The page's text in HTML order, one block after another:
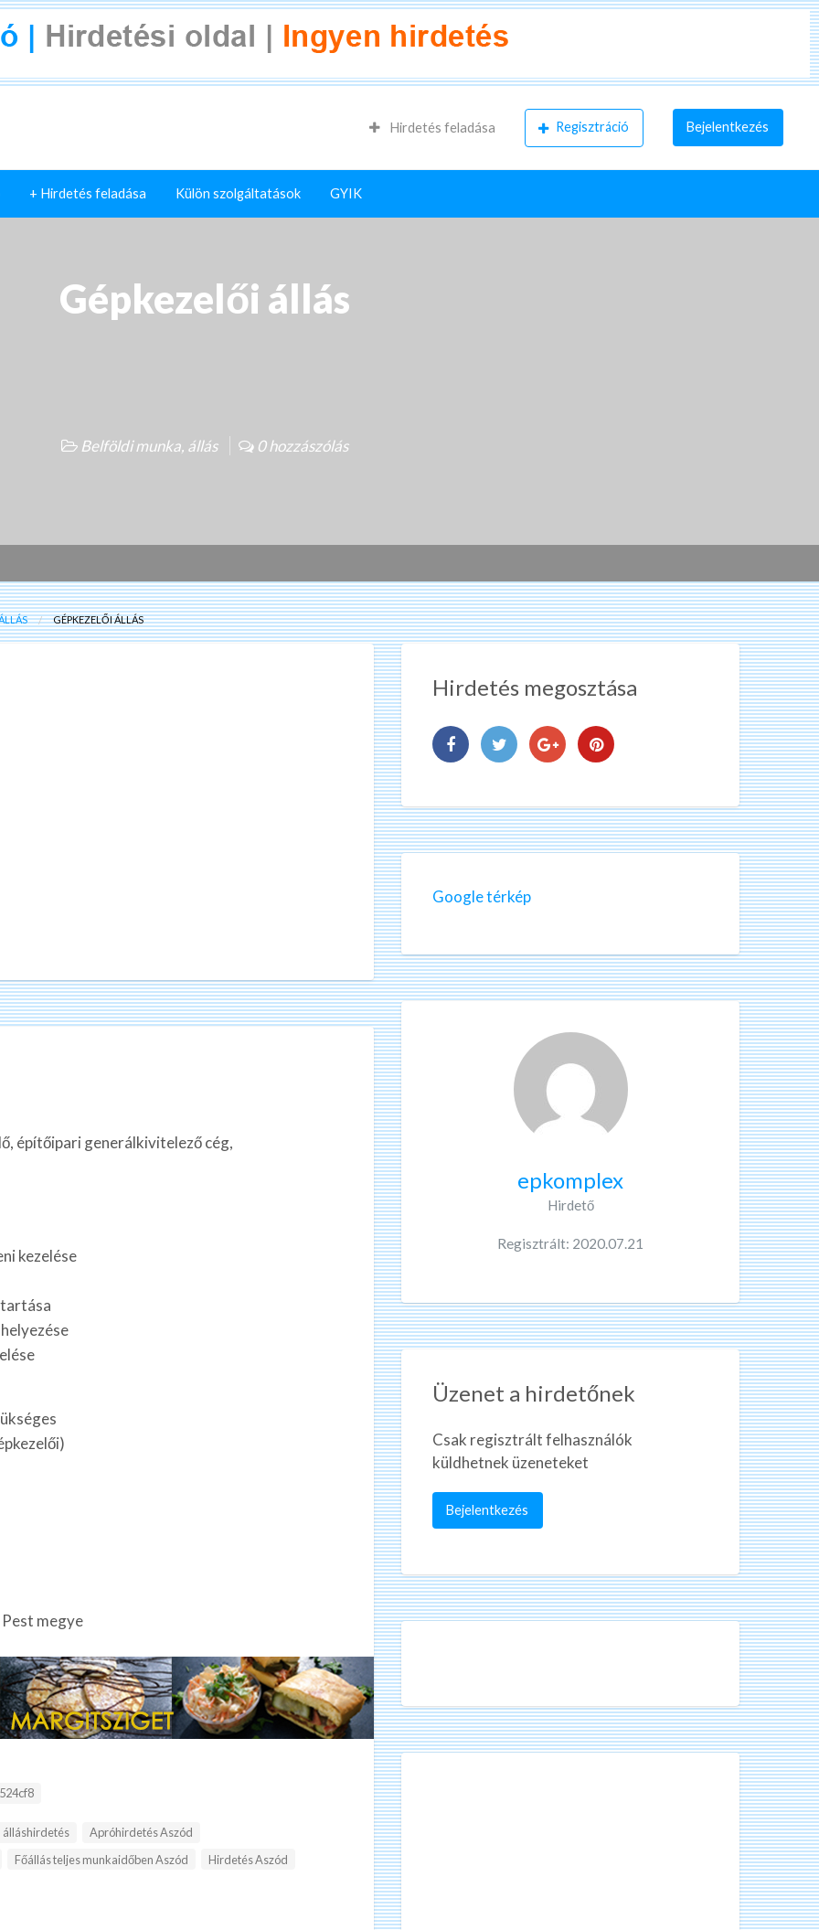
Hirdetés feladása Regisztráció Bejelentkezés
+ Hirdetés feladása Külön szolgáltatások GYIK
Gépkezelői állás
Belföldi munka, állás 0 hozzászólás
GÉPKEZELŐI ÁLLÁS
építőipari generálkivitelező cég,
kezelése
megye
álláshirdetés
Apróhirdetés Aszód
Főállás teljes munkaidőben Aszód
Hirdetés Aszód
Hirdetés megosztása
Google térkép
epkomplex
Hirdető
Regisztrált: 2020.07.21
Üzenet a hirdetőnek
Csak regisztrált felhasználók
küldhetnek üzeneteket
Bejelentkezés